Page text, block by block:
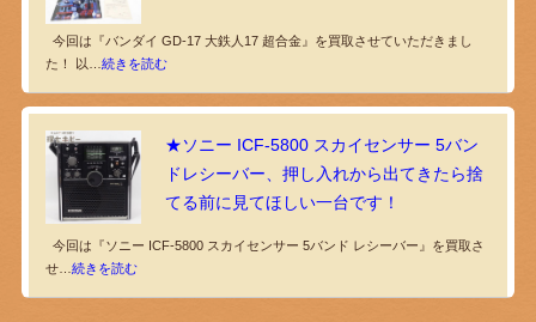
今回は『バンダイ GD-17 大鉄人17 超合金』を買取させていただきまし
た！ 以… 続きを読む
★ソニー ICF-5800 スカイセンサー 5バン
ドレシーバー、押し入れから出てきたら捨
てる前に見てほしい一台です！
今回は『ソニー ICF-5800 スカイセンサー 5バンド レシーバー』を買取さ
せ… 続きを読む